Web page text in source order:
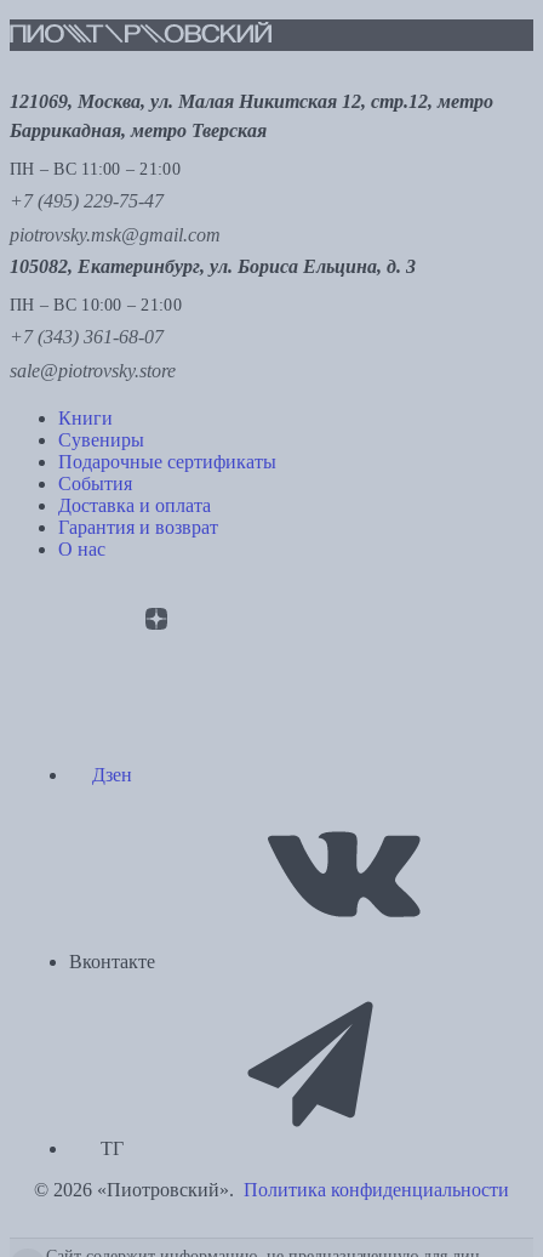
121069, Москва, ул. Малая Никитская 12, стр.12, метро
Баррикадная, метро Тверская
ПН – ВС 11:00 – 21:00
+7 (495) 229-75-47
piotrovsky.msk@gmail.com
105082, Екатеринбург, ул. Бориса Ельцина, д. 3
ПН – ВС 10:00 – 21:00
+7 (343) 361-68-07
sale@piotrovsky.store
Книги
Сувениры
Подарочные сертификаты
События
Доставка и оплата
Гарантия и возврат
О нас
Дзен
Вконтакте
ТГ
© 2026 «Пиотровский». Политика конфиденциальности